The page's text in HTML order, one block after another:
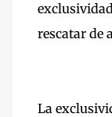
rescatar de
La